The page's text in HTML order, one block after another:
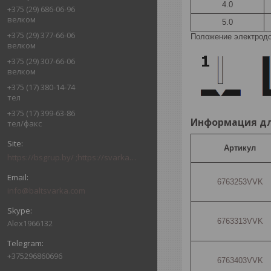
+375 (29) 686-06-96
велком
+375 (29) 377-66-06
велком
+375 (29) 307-66-06
велком
+375 (17) 380-14-74
тел
+375 (17) 399-63-86
тел/факс
info@baltsvarka.com
Alex1966132
+375296860696
4.0
5.0
Положение
Информация
Артикул
6763253VVK
6763313VVK
6763403VVK